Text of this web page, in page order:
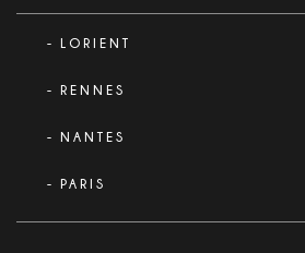
LORIENT
RENNES
NANTES
PARIS